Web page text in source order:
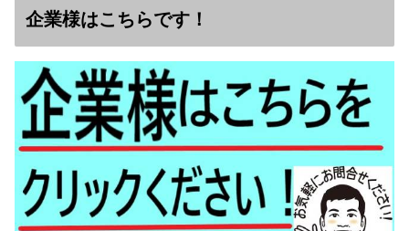
企業様はこちらです！